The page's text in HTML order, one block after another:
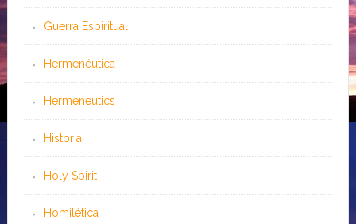
Guerra Espiritual
Hermenéutica
Hermeneutics
Historia
Holy Spirit
Homilética